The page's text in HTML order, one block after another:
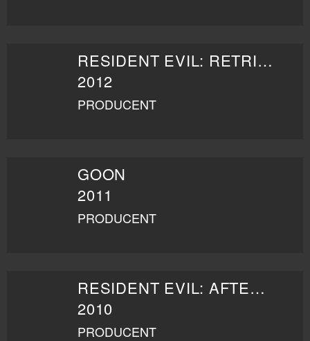
RESIDENT EVIL: RETRIBUTION
2012
PRODUCENT
GOON
2011
PRODUCENT
RESIDENT EVIL: AFTERLIFE
2010
PRODUCENT